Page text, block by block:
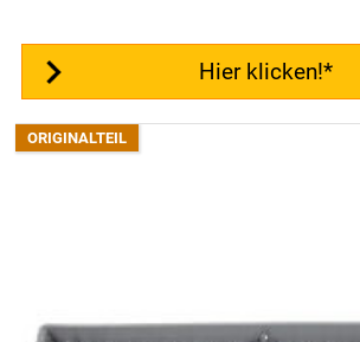
Hier klicken!*